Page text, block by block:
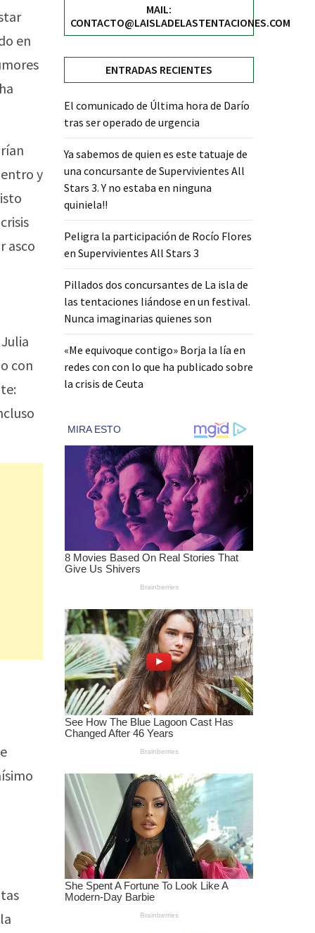
en
y
asco
con
MAIL:
CONTACTO@LAISLADELASTENTACIONES.COM
ENTRADAS RECIENTES
El comunicado de Última hora de Darío
tras ser operado de urgencia
Ya sabemos de quien es este tatuaje de
una concursante de Supervivientes All
Stars 3. Y no estaba en ninguna
quiniela!!
Peligra la participación de Rocío Flores
en Supervivientes All Stars 3
Pillados dos concursantes de La isla de
las tentaciones liándose en un festival.
Nunca imaginarias quienes son
«Me equivoque contigo» Borja la lía en
redes con con lo que ha publicado sobre
la crisis de Ceuta